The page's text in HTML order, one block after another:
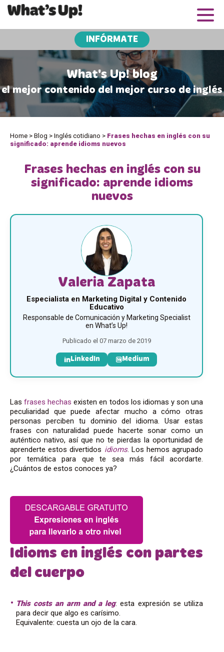
INFÓRMATE
What's Up! blog
el mejor contenido del mejor curso de inglés
Home > Blog > Inglés cotidiano > Frases hechas en inglés con su
significado: aprende idioms nuevos
Frases hechas en inglés con su
significado: aprende idioms
nuevos
Valeria Zapata
Especialista en Marketing Digital y Contenido
Educativo
Responsable de Comunicación y Marketing Specialist
en What’s Up!
Publicado el 07 marzo de 2019
LinkedIn Medium
Lasfrases hechas existen en todos los idiomas y son una
peculiaridad que puede afectar mucho a cómo otras
personas perciben tu dominio del idioma. Usar estas
frases con naturalidad puede hacerte sonar como un
auténtico nativo, así que no te pierdas la oportunidad de
aprenderte estos divertidos idioms. Los hemos agrupado
por temática para que te sea más fácil acordarte.
¿Cuántos de estos conoces ya?
Idioms en inglés con partes
del cuerpo
This costs an arm and a leg: esta expresión se utiliza
para decir que algo es carísimo.
Equivalente: cuesta un ojo de la cara.